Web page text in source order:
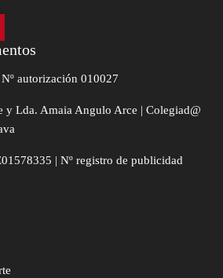
autorización 010027
y Lda. Amaia Angulo Arce | Colegiad@
| Nº registro de publicidad